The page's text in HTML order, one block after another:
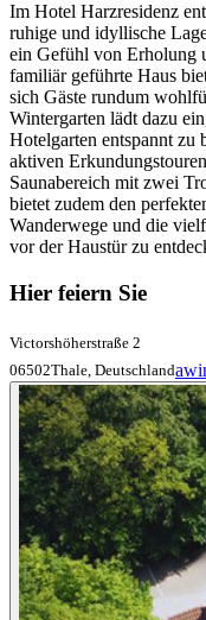
Im Hotel Harzresidenz
ruhige und idyllische
ein Gefühl von Erholung
familiär geführte Haus
sich Gäste rundum
Wintergarten lädt dazu
Hotelgarten entspannt zu
aktiven
Saunabereich mit zwei
bietet zudem den
Wanderwege und die
vor der Haustür zu
Hier feiern Sie
Victorshöherstraße 2
06502Thale, Deutschland